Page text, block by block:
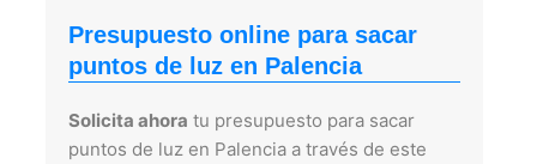
Presupuesto online para sacar
puntos de luz en Palencia
Solicita ahora tu presupuesto para sacar
puntos de luz en Palencia a través de este